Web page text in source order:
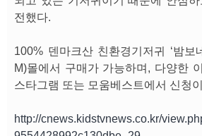
전했다.
100% 덴마크산 친환경기저귀 ‘밤보
M)몰에서 구매가 가능하며, 다양한
스타그램 또는 모움베스트에서 신청
http://cnews.kidstvnews.co.kr/